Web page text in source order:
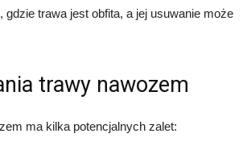
gdzie trawa jest obfita, a jej usuwanie może
trawy nawozem
ma kilka potencjalnych zalet: